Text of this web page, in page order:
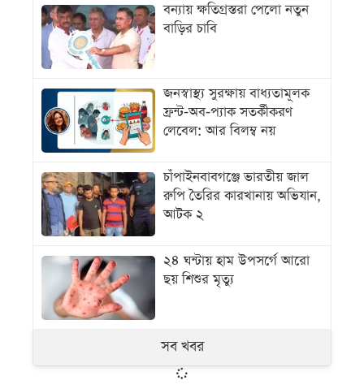
বন্যায় ক্ষতিগ্রস্তরা পেলো নতুন
বাড়ির চাবি
জনস্বাস্থ্য সুরক্ষায় বাধ্যতামূলক
ফ্রন্ট-অব-প্যাক সতর্কীকরণ
লেবেল: আর বিলম্ব নয়
চাঁপাইনবাবগঞ্জে ভারতীয় জাল
রুপি তৈরির কারখানায় অভিযান,
আটক ২
২৪ ঘন্টায় হাম উপসর্গে আরো
ছয় শিশুর মৃত্যু
সব খবর